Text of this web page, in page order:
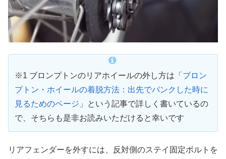
※1 ブロンプトンのリアホイールの外し方は「 ブロン
プトン・ホイールの着脱方法：出先でパンクした時に
見るためのページ 」という記事で詳しく書いているの
で、そちらも是非お読みいただけると幸いです
リアフェンダーを外すには、反対側のステイ固定ボルトを